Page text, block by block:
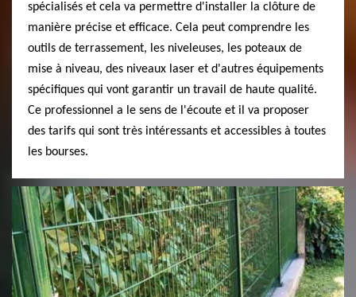
spécialisés et cela va permettre d'installer la clôture de
manière précise et efficace. Cela peut comprendre les
outils de terrassement, les niveleuses, les poteaux de
mise à niveau, des niveaux laser et d'autres équipements
spécifiques qui vont garantir un travail de haute qualité.
Ce professionnel a le sens de l'écoute et il va proposer
des tarifs qui sont très intéressants et accessibles à toutes
les bourses.